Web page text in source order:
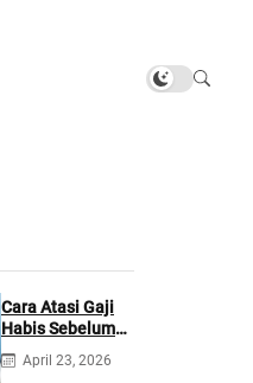
Cara Atasi Gaji
Habis Sebelum
Gajian
Berikutnya
April 23, 2026